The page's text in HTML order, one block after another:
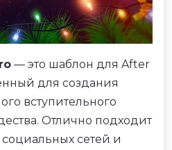
— это шаблон для After
для создания
вступительного
Отлично подходит
сетей и